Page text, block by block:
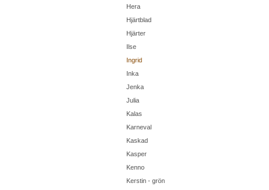
Hera
Hjärtblad
Hjärter
Ilse
Ingrid
Inka
Jenka
Julia
Kalas
Karneval
Kaskad
Kasper
Kenno
Kerstin - grön